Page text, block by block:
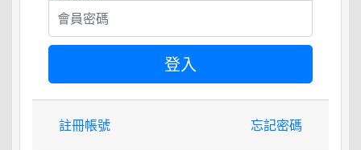
註冊帳號 忘記密碼